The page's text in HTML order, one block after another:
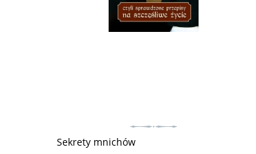
Sekrety mnichów